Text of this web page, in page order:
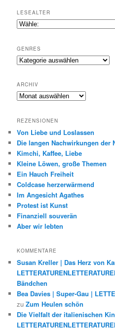
LESEALTER
GENRES
Genres
ARCHIV
Archiv
REZENSIONEN
Von Liebe und Loslassen
Die langen Nachwirkungen der
Kimchi, Kaffee, Liebe
Kleine Löwen, große Themen
Ein Hauch Freiheit
Coldcase herzerwärmend
Im Angesicht Agathes
Protest ist Kunst
Finanziell souverän
Aber wir lebten
KOMMENTARE
Susan Kreller | Das Herz von
Bändchen
Bea Davies | Super-Gau |
zuZum Heulen schön
Die Vielfalt der italienischen